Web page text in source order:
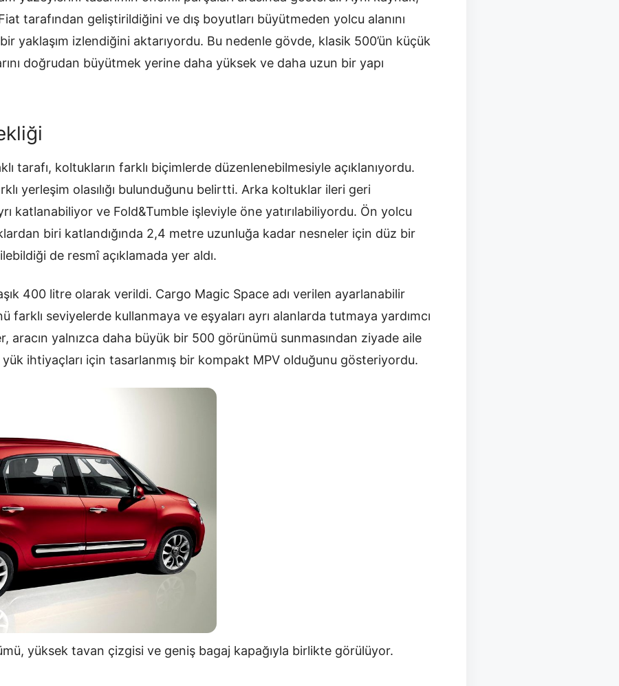
tarafından geliştirildiğini ve dış boyutları büyütmeden yolcu alanını
yaklaşım izlendiğini aktarıyordu. Bu nedenle gövde, klasik 500’ün küçük
doğrudan büyütmek yerine daha yüksek ve daha uzun bir yapı
tarafı, koltukların farklı biçimlerde düzenlenebilmesiyle açıklanıyordu.
yerleşim olasılığı bulunduğunu belirtti. Arka koltuklar ileri geri
katlanabiliyor ve Fold&Tumble işleviyle öne yatırılabiliyordu. Ön yolcu
biri katlandığında 2,4 metre uzunluğa kadar nesneler için düz bir
de resmî açıklamada yer aldı.
400 litre olarak verildi. Cargo Magic Space adı verilen ayarlanabilir
farklı seviyelerde kullanmaya ve eşyaları ayrı alanlarda tutmaya yardımcı
aracın yalnızca daha büyük bir 500 görünümü sunmasından ziyade aile
yük ihtiyaçları için tasarlanmış bir kompakt MPV olduğunu gösteriyordu.
yüksek tavan çizgisi ve geniş bagaj kapağıyla birlikte görülüyor.